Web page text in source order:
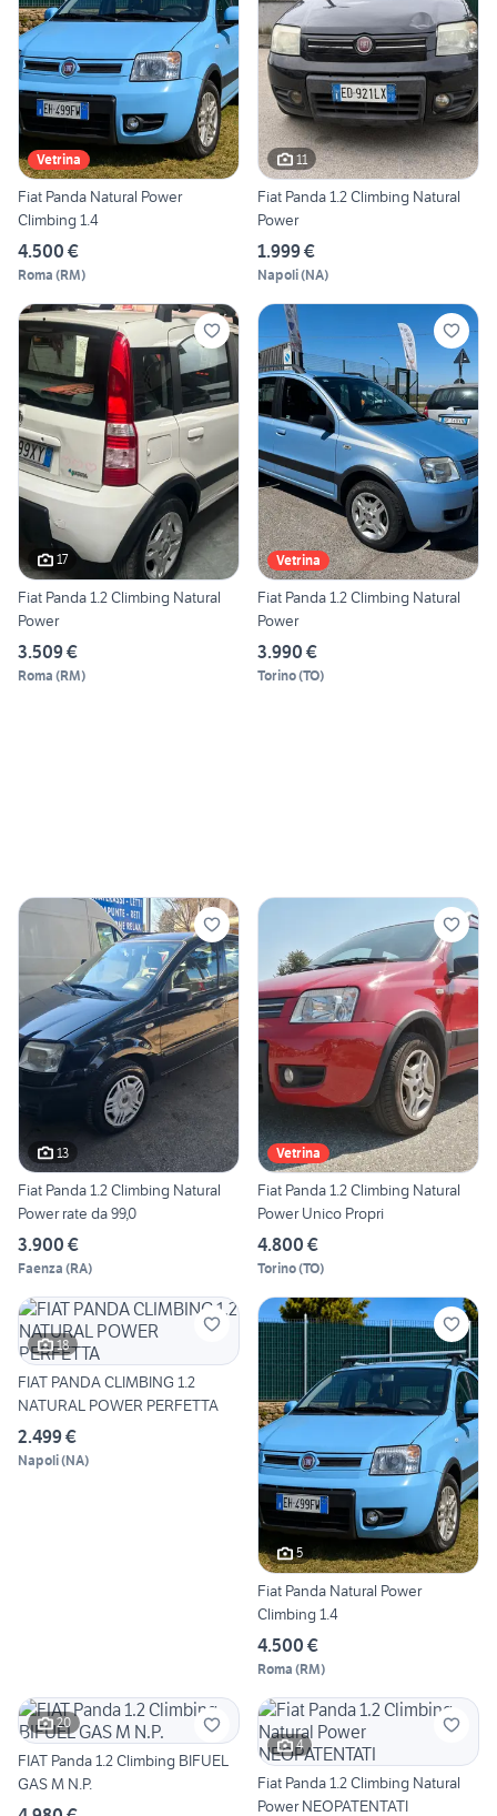
Vetrina
Fiat Panda Natural Power
Climbing 1.4
4.500 €
Roma (RM)
11
Fiat Panda 1.2 Climbing Natural
Power
1.999 €
Napoli(NA)
17
Fiat Panda 1.2 Climbing Natural
Power
3.509 €
Roma (RM)
Vetrina
Fiat Panda 1.2 Climbing Natural
Power
3.990 €
Torino(TO)
13
Fiat Panda 1.2 Climbing Natural
Power rate da 99,0
3.900 €
Faenza (RA)
Vetrina
Fiat Panda 1.2 Climbing Natural
Power Unico Propri
4.800 €
Torino(TO)
18
FIAT PANDA CLIMBING 1.2
NATURAL POWER PERFETTA
2.499 €
Napoli(NA)
5
Fiat Panda Natural Power
Climbing 1.4
4.500 €
Roma (RM)
20
FIAT Panda 1.2 Climbing BIFUEL
GAS M N.P.
4
Fiat Panda 1.2 Climbing Natural
Power NEOPATENTATI